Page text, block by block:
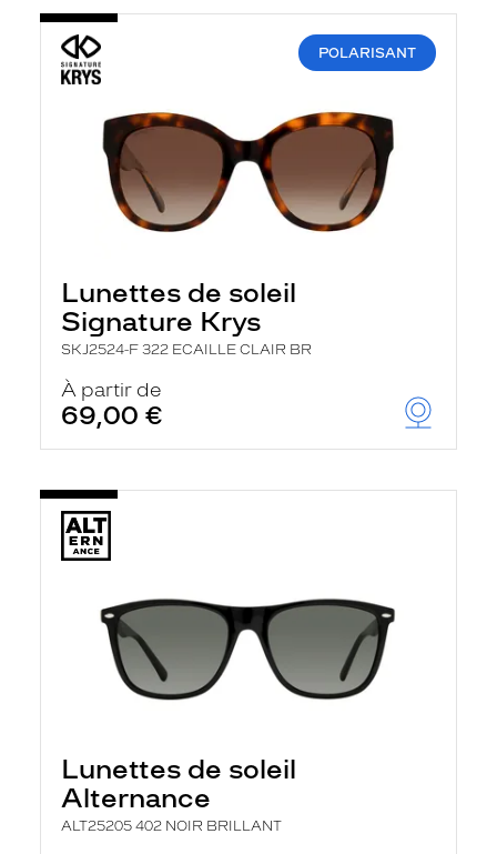
POLARISANT
Lunettes de soleil
Signature Krys
SKJ2524-F 322 ECAILLE CLAIR BR
À partir de
69,00 €
Lunettes de soleil
Alternance
ALT25205 402 NOIR BRILLANT